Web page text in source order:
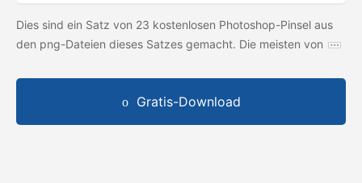
Dies sind ein Satz von 23 kostenlosen Photoshop-Pinsel aus
den png-Dateien dieses Satzes gemacht. Die meisten von
Gratis-Download